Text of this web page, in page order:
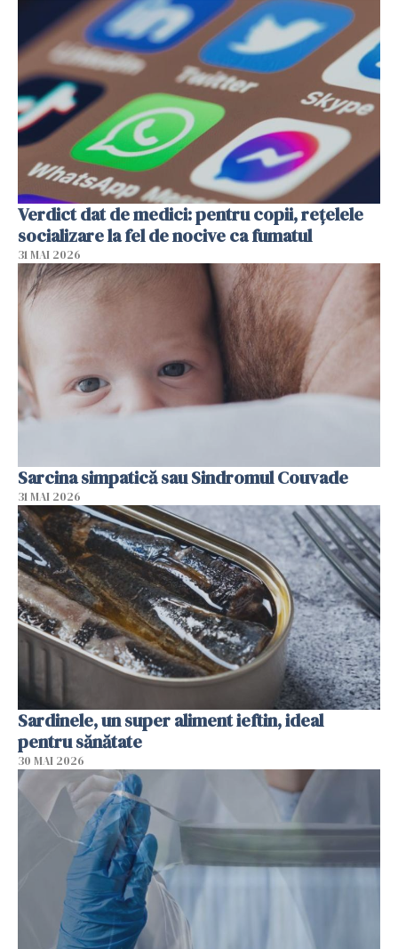
Verdict dat de medici: pentru copii, rețelele
socializare la fel de nocive ca fumatul
31 MAI 2026
Sarcina simpatică sau Sindromul Couvade
31 MAI 2026
Sardinele, un super aliment ieftin, ideal
pentru sănătate
30 MAI 2026